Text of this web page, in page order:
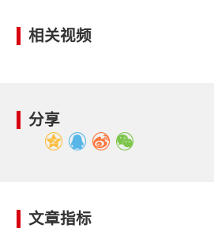
相关视频
分享
文章指标